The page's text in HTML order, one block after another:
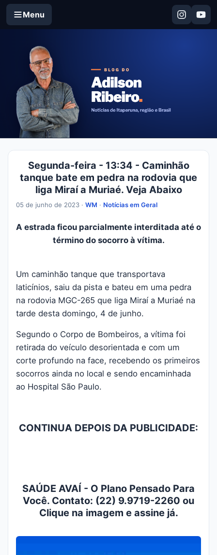
Menu
Segunda-feira - 13:34 - Caminhão
tanque bate em pedra na rodovia que
liga Miraí a Muriaé. Veja Abaixo
05 de junho de 2023 · WM · Notícias em Geral
A estrada ficou parcialmente interditada até o
término do socorro à vítima.
Um caminhão tanque que transportava
laticínios, saiu da pista e bateu em uma pedra
na rodovia MGC-265 que liga Miraí a Muriaé na
tarde desta domingo, 4 de junho.
Segundo o Corpo de Bombeiros, a vítima foi
retirada do veículo desorientada e com um
corte profundo na face, recebendo os primeiros
socorros ainda no local e sendo encaminhada
ao Hospital São Paulo.
CONTINUA DEPOIS DA PUBLICIDADE:
SAÚDE AVAÍ - O Plano Pensado Para
Você. Contato: (22) 9.9719-2260 ou
Clique na imagem e assine já.